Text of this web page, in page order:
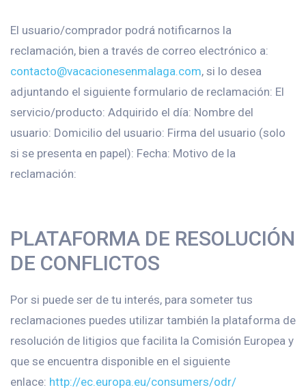
El usuario/comprador podrá notificarnos la
reclamación, bien a través de correo electrónico a:
contacto@vacacionesenmalaga.com, si lo desea
adjuntando el siguiente formulario de reclamación: El
servicio/producto: Adquirido el día: Nombre del
usuario: Domicilio del usuario: Firma del usuario (solo
si se presenta en papel): Fecha: Motivo de la
reclamación:
PLATAFORMA DE RESOLUCIÓN
DE CONFLICTOS
Por si puede ser de tu interés, para someter tus
reclamaciones puedes utilizar también la plataforma de
resolución de litigios que facilita la Comisión Europea y
que se encuentra disponible en el siguiente
enlace: http://ec.europa.eu/consumers/odr/